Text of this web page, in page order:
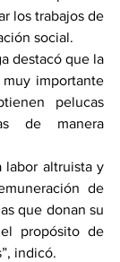
los trabajos de
social.
destacó que la
importante
pelucas
de manera
altruista y
de
que donan su
propósito de
indicó.